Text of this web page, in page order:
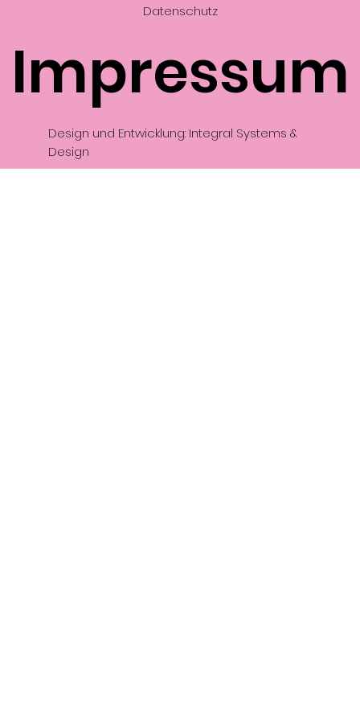
Design und Entwicklung: Integral Systems &
Design
Datenschutz
Impressum